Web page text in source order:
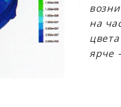
на
ярче